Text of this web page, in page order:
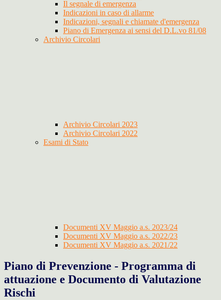
Il segnale di emergenza
Indicazioni in caso di allarme
Indicazioni, segnali e chiamate d'emergenza
Piano di Emergenza ai sensi del D.L.vo 81/08
Archivio Circolari
Archivio Circolari 2023
Archivio Circolari 2022
Esami di Stato
Documenti XV Maggio a.s. 2023/24
Documenti XV Maggio a.s. 2022/23
Documenti XV Maggio a.s. 2021/22
Piano di Prevenzione - Programma di
attuazione e Documento di Valutazione
Rischi